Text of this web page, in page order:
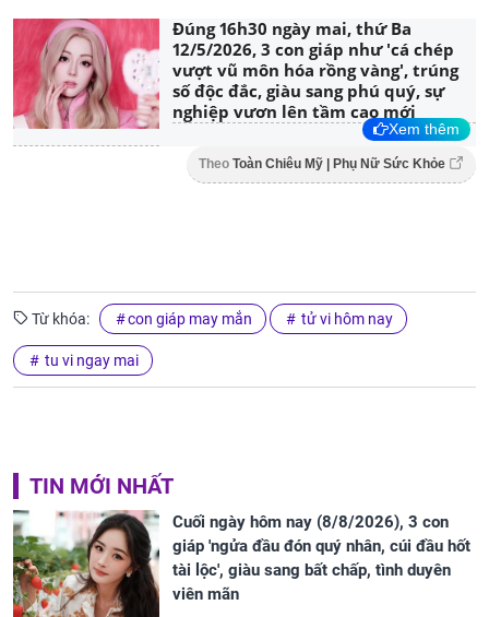
Đúng 16h30 ngày mai, thứ Ba
12/5/2026, 3 con giáp như 'cá chép
vượt vũ môn hóa rồng vàng', trúng
số độc đắc, giàu sang phú quý, sự
nghiệp vươn lên tầm cao mới
Xem thêm
Theo Toàn Chiêu Mỹ | Phụ Nữ Sức Khỏe
Từ khóa: con giáp may mắn tử vi hôm nay
tu vi ngay mai
TIN MỚI NHẤT
Cuối ngày hôm nay (8/8/2026), 3 con
giáp 'ngửa đầu đón quý nhân, cúi đầu hốt
tài lộc', giàu sang bất chấp, tình duyên
viên mãn